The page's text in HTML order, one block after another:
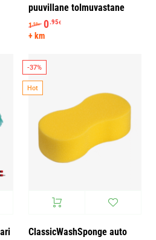
40.40€ kuni 41.20€
puuvillane tolmuvastane
1.50€ Algne hind oli: 1.50€.
0.95€
+ km
-37%
Hot
ClassicWashSponge auto